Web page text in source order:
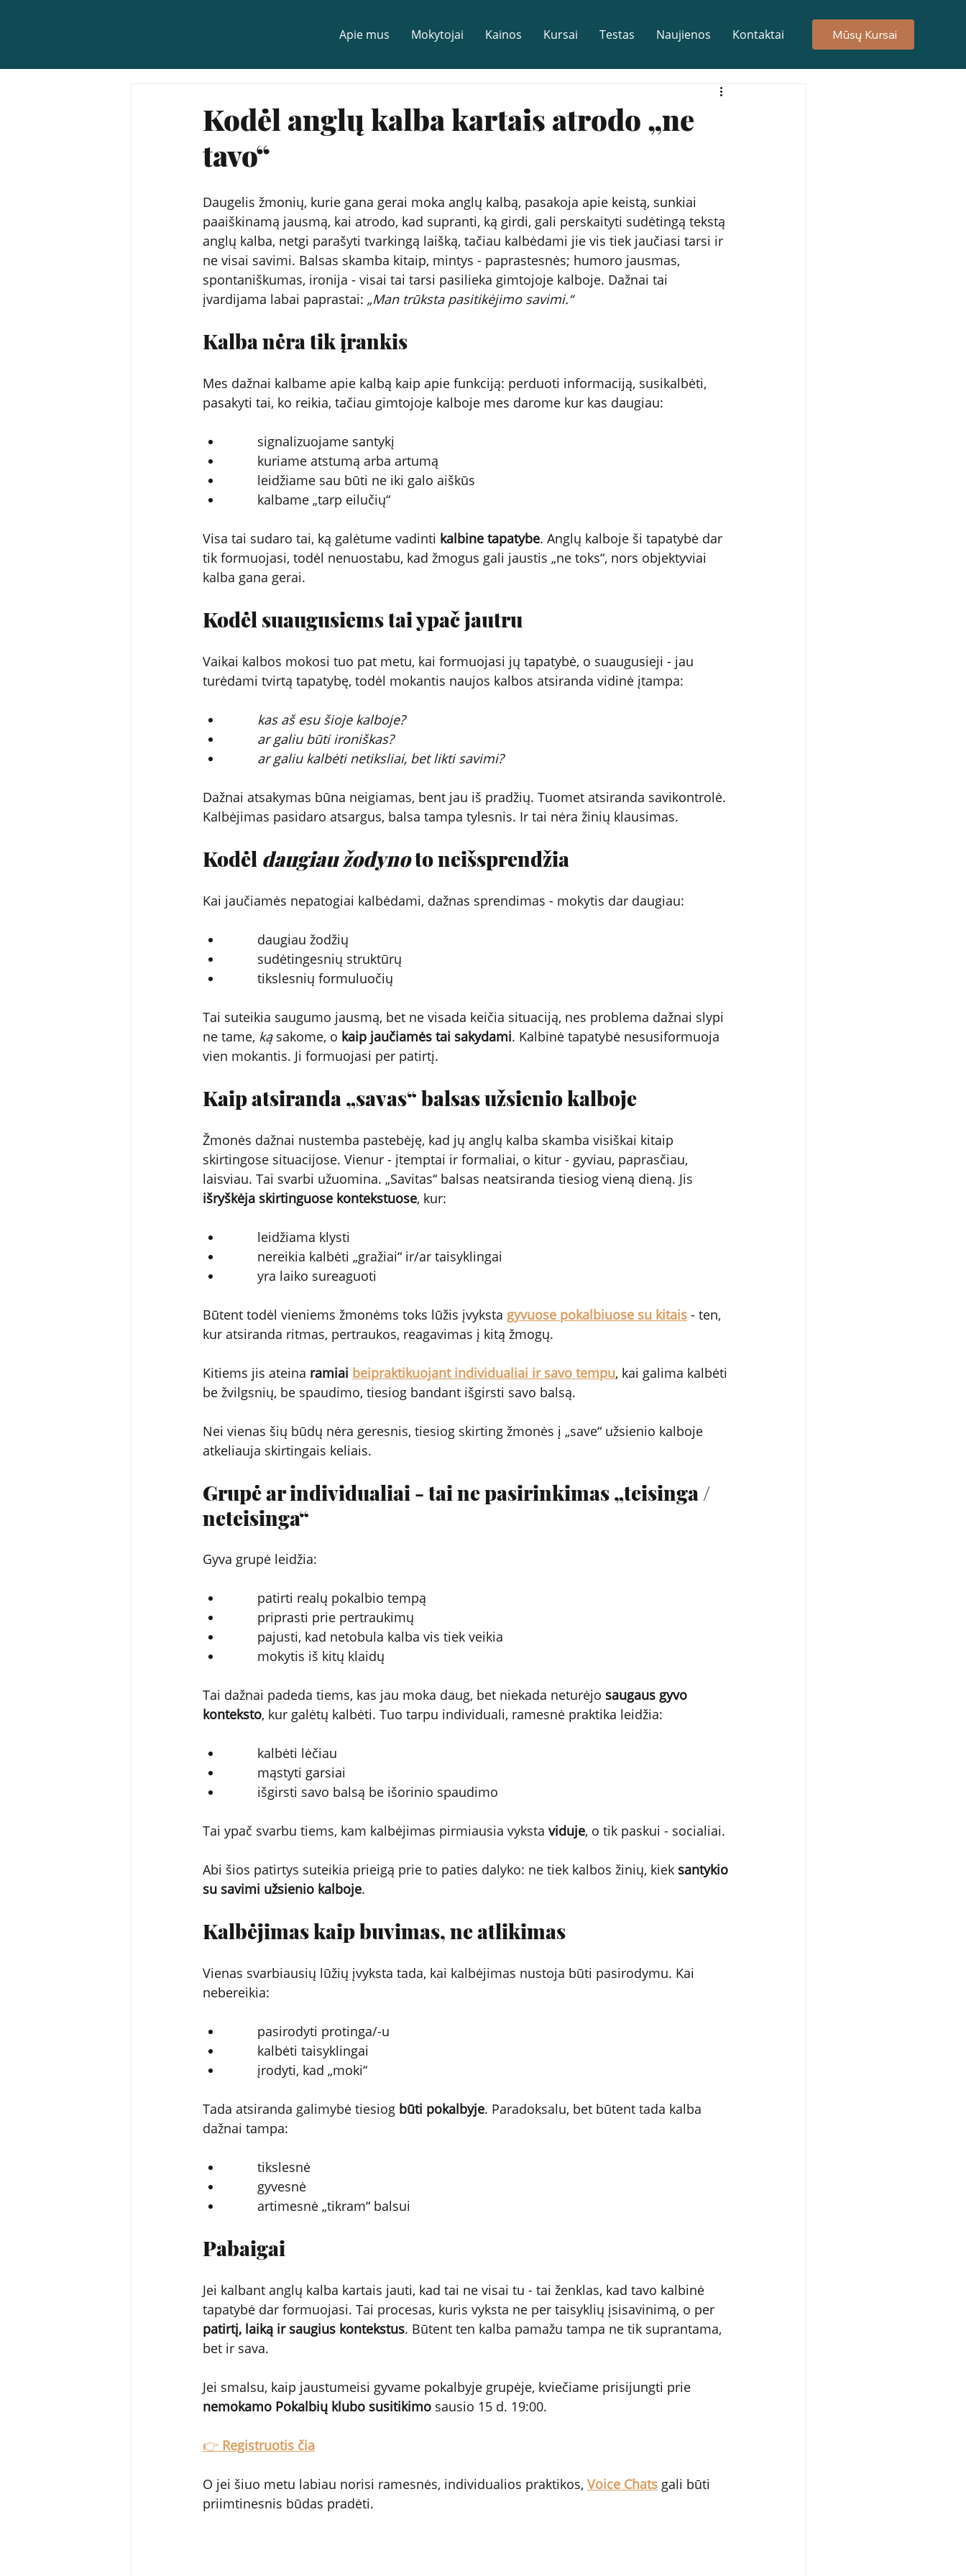
Apie mus Mokytojai Kainos Kursai Testas Naujienos Kontaktai Mūsų Kursai
Kodėl anglų kalba kartais atrodo „ne
tavo“
Daugelis žmonių, kurie gana gerai moka anglų kalbą, pasakoja apie keistą, sunkiai
paaiškinamą jausmą, kai atrodo, kad supranti, ką girdi, gali perskaityti sudėtingą tekstą
anglų kalba, netgi parašyti tvarkingą laišką, tačiau kalbėdami jie vis tiek jaučiasi tarsi ir
ne visai savimi. Balsas skamba kitaip, mintys - paprastesnės; humoro jausmas,
spontaniškumas, ironija - visai tai tarsi pasilieka gimtojoje kalboje. Dažnai tai
įvardijama labai paprastai: „Man trūksta pasitikėjimo savimi.“
Kalba nėra tik įrankis
Mes dažnai kalbame apie kalbą kaip apie funkciją: perduoti informaciją, susikalbėti,
pasakyti tai, ko reikia, tačiau gimtojoje kalboje mes darome kur kas daugiau:
signalizuojame santykį
kuriame atstumą arba artumą
leidžiame sau būti ne iki galo aiškūs
kalbame „tarp eilučių“
Visa tai sudaro tai, ką galėtume vadinti kalbine tapatybe. Anglų kalboje ši tapatybė dar
tik formuojasi, todėl nenuostabu, kad žmogus gali jaustis „ne toks“, nors objektyviai
kalba gana gerai.
Kodėl suaugusiems tai ypač jautru
Vaikai kalbos mokosi tuo pat metu, kai formuojasi jų tapatybė, o suaugusieji - jau
turėdami tvirtą tapatybę, todėl mokantis naujos kalbos atsiranda vidinė įtampa:
kas aš esu šioje kalboje?
ar galiu būti ironiškas?
ar galiu kalbėti netiksliai, bet likti savimi?
Dažnai atsakymas būna neigiamas, bent jau iš pradžių. Tuomet atsiranda savikontrolė.
Kalbėjimas pasidaro atsargus, balsa tampa tylesnis. Ir tai nėra žinių klausimas.
Kodėl daugiau žodyno to neišsprendžia
Kai jaučiamės nepatogiai kalbėdami, dažnas sprendimas - mokytis dar daugiau:
daugiau žodžių
sudėtingesnių struktūrų
tikslesnių formuluočių
Tai suteikia saugumo jausmą, bet ne visada keičia situaciją, nes problema dažnai slypi
ne tame, ką sakome, o kaip jaučiamės tai sakydami. Kalbinė tapatybė nesusiformuoja
vien mokantis. Ji formuojasi per patirtį.
Kaip atsiranda „savas“ balsas užsienio kalboje
Žmonės dažnai nustemba pastebėję, kad jų anglų kalba skamba visiškai kitaip
skirtingose situacijose. Vienur - įtemptai ir formaliai, o kitur - gyviau, paprasčiau,
laisviau. Tai svarbi užuomina. „Savitas“ balsas neatsiranda tiesiog vieną dieną. Jis
išryškėja skirtinguose kontekstuose, kur:
leidžiama klysti
nereikia kalbėti „gražiai“ ir/ar taisyklingai
yra laiko sureaguoti
Būtent todėl vieniems žmonėms toks lūžis įvyksta gyvuose pokalbiuose su kitais - ten,
kur atsiranda ritmas, pertraukos, reagavimas į kitą žmogų.
Kitiems jis ateina ramiai beipraktikuojant individualiai ir savo tempu, kai galima kalbėti
be žvilgsnių, be spaudimo, tiesiog bandant išgirsti savo balsą.
Nei vienas šių būdų nėra geresnis, tiesiog skirting žmonės į „save“ užsienio kalboje
atkeliauja skirtingais keliais.
Grupė ar individualiai - tai ne pasirinkimas „teisinga /
neteisinga“
Gyva grupė leidžia:
patirti realų pokalbio tempą
priprasti prie pertraukimų
pajusti, kad netobula kalba vis tiek veikia
mokytis iš kitų klaidų
Tai dažnai padeda tiems, kas jau moka daug, bet niekada neturėjo saugaus gyvo
konteksto, kur galėtų kalbėti. Tuo tarpu individuali, ramesnė praktika leidžia:
kalbėti lėčiau
mąstyti garsiai
išgirsti savo balsą be išorinio spaudimo
Tai ypač svarbu tiems, kam kalbėjimas pirmiausia vyksta viduje, o tik paskui - socialiai.
Abi šios patirtys suteikia prieigą prie to paties dalyko: ne tiek kalbos žinių, kiek santykio
su savimi užsienio kalboje.
Kalbėjimas kaip buvimas, ne atlikimas
Vienas svarbiausių lūžių įvyksta tada, kai kalbėjimas nustoja būti pasirodymu. Kai
nebereikia:
pasirodyti protinga/-u
kalbėti taisyklingai
įrodyti, kad „moki“
Tada atsiranda galimybė tiesiog būti pokalbyje. Paradoksalu, bet būtent tada kalba
dažnai tampa:
tikslesnė
gyvesnė
artimesnė „tikram“ balsui
Pabaigai
Jei kalbant anglų kalba kartais jauti, kad tai ne visai tu - tai ženklas, kad tavo kalbinė
tapatybė dar formuojasi. Tai procesas, kuris vyksta ne per taisyklių įsisavinimą, o per
patirtį, laiką ir saugius kontekstus. Būtent ten kalba pamažu tampa ne tik suprantama,
bet ir sava.
Jei smalsu, kaip jaustumeisi gyvame pokalbyje grupėje, kviečiame prisijungti prie
nemokamo Pokalbių klubo susitikimo sausio 15 d. 19:00.
👉 Registruotis čia
O jei šiuo metu labiau norisi ramesnės, individualios praktikos, Voice Chats gali būti
priimtinesnis būdas pradėti.